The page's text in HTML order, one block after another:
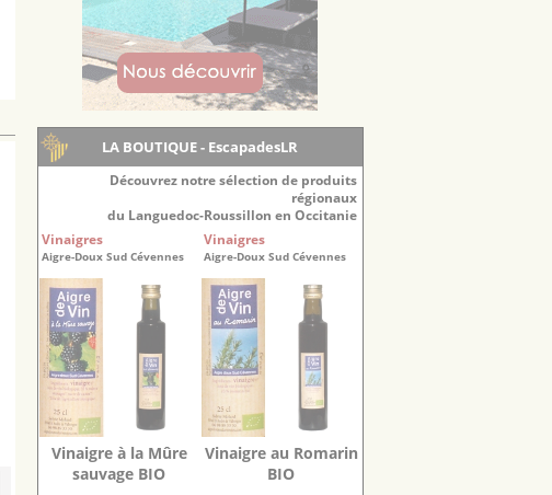
LA BOUTIQUE - EscapadesLR
Découvrez notre sélection de produits
régionaux
du Languedoc-Roussillon en Occitanie
Vinaigres
Aigre-Doux Sud Cévennes
Vinaigre à la Mûre
sauvage BIO
Vinaigres
Aigre-Doux Sud Cévennes
Vinaigre au Romarin
BIO